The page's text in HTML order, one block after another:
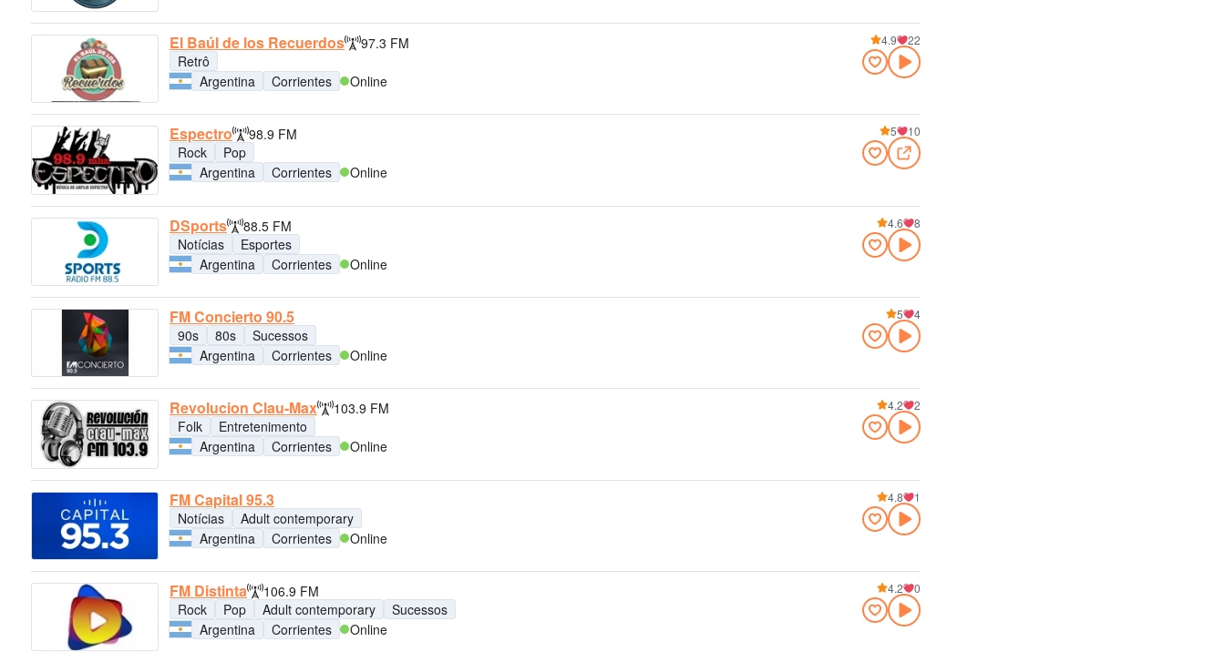
El Baúl de los Recuerdos
97.3 FM
Retrô
Argentina
Corrientes Online
4.9 22
Espectro
98.9 FM
Rock
Pop
Argentina
Corrientes Online
5 10
DSports
88.5 FM
Notícias
Esportes
Argentina
Corrientes Online
4.6 8
FM Concierto 90.5
90s 80s
Sucessos
Argentina
Corrientes Online
5 4
Revolucion Clau-Max
103.9 FM
Folk
Entretenimento
Argentina
Corrientes Online
4.2 2
FM Capital 95.3
Notícias
Adult contemporary
Argentina
Corrientes Online
4.8 1
FM Distinta
106.9 FM
Rock
Pop Adult contemporary
Sucessos
Argentina
Corrientes Online
4.2 0